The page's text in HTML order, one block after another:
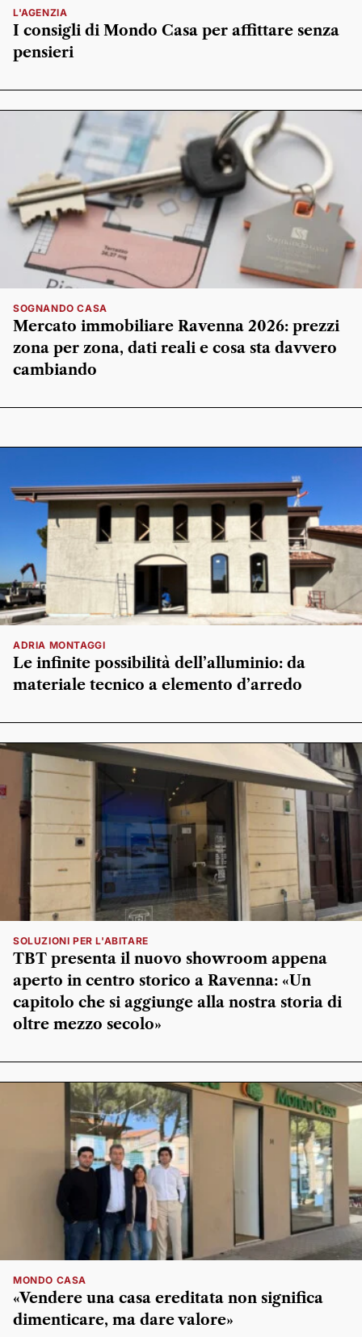
L'AGENZIA
I consigli di Mondo Casa per affittare senza
pensieri
SOGNANDO CASA
Mercato immobiliare Ravenna 2026: prezzi
zona per zona, dati reali e cosa sta davvero
cambiando
ADRIA MONTAGGI
Le infinite possibilità dell’alluminio: da
materiale tecnico a elemento d’arredo
SOLUZIONI PER L'ABITARE
TBT presenta il nuovo showroom appena
aperto in centro storico a Ravenna: «Un
capitolo che si aggiunge alla nostra storia di
oltre mezzo secolo»
MONDO CASA
«Vendere una casa ereditata non significa
dimenticare, ma dare valore»